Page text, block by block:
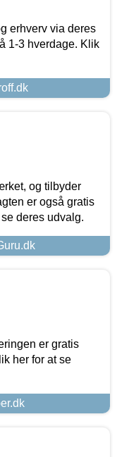
erhverv via deres
1-3 hverdage. Klik
og tilbyder
er også gratis
deres udvalg.
er gratis
her for at se